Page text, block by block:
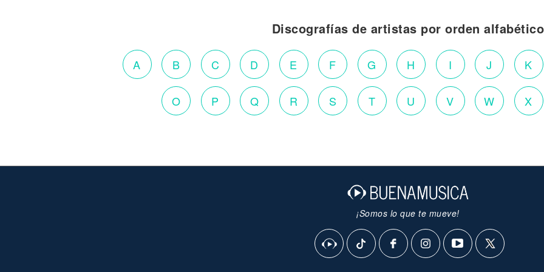
Discografías de artistas por orden alfabético
A B C D E F G H I J K
O P Q R S T U V W X
¡Somos lo que te mueve!